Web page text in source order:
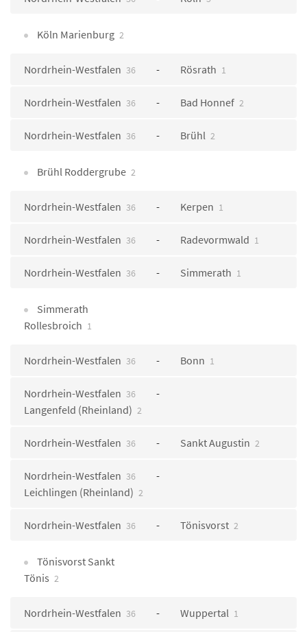
Köln Marienburg 2
Nordrhein-Westfalen 36 Rösrath 1
Nordrhein-Westfalen 36 Bad Honnef 2
Nordrhein-Westfalen 36 Brühl 2
Brühl Roddergrube 2
Nordrhein-Westfalen 36 Kerpen 1
Nordrhein-Westfalen 36 Radevormwald 1
Nordrhein-Westfalen 36 Simmerath 1
Simmerath
Rollesbroich 1
Nordrhein-Westfalen 36 Bonn 1
Nordrhein-Westfalen 36
Langenfeld (Rheinland) 2
Nordrhein-Westfalen 36 Sankt Augustin 2
Nordrhein-Westfalen 36
Leichlingen (Rheinland) 2
Nordrhein-Westfalen 36 Tönisvorst 2
Tönisvorst Sankt
Tönis 2
Nordrhein-Westfalen 36 Wuppertal 1